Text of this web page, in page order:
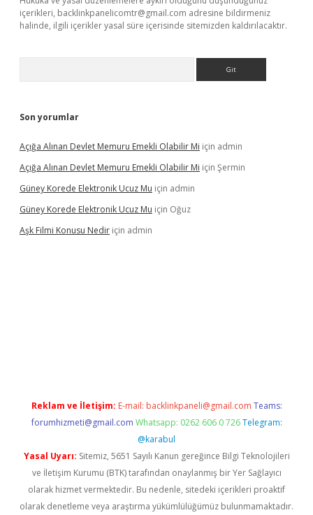
içerikleri, backlinkpanelicomtr@gmail.com adresine bildirmeniz
halinde, ilgili içerikler yasal süre içerisinde sitemizden kaldırılacaktır.
Son yorumlar
Açığa Alınan Devlet Memuru Emekli Olabilir Mi için admin
Açığa Alınan Devlet Memuru Emekli Olabilir Mi için Şermin
Güney Korede Elektronik Ucuz Mu için admin
Güney Korede Elektronik Ucuz Mu için Oğuz
Aşk Filmi Konusu Nedir için admin
Reklam ve İletişim: E-mail: backlinkpaneli@gmail.com Teams:
forumhizmeti@gmail.com Whatsapp: 0262 606 0 726 Telegram:
@karabul
Yasal Uyarı: Sitemiz, 5651 Sayılı Kanun gereğince Bilgi Teknolojileri
ve İletişim Kurumu (BTK) tarafından onaylanmış bir Yer Sağlayıcı
olarak hizmet vermektedir. Bu nedenle, sitedeki içerikleri proaktif
olarak denetleme veya araştırma yükümlülüğümüz bulunmamaktadır.